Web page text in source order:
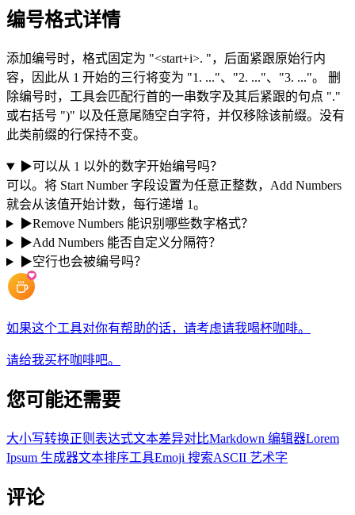
编号格式详情
添加编号时，格式固定为 "<start+i>. "，后面紧跟原始行内
容，因此从 1 开始的三行将变为 "1. ..."、"2. ..."、"3. ..."。 删
除编号时，工具会匹配行首的一串数字及其后紧跟的句点 "."
或右括号 ")" 以及任意尾随空白字符，并仅移除该前缀。没有
此类前缀的行保持不变。
▶可以从 1 以外的数字开始编号吗？
可以。将 Start Number 字段设置为任意正整数，Add Numbers
就会从该值开始计数，每行递增 1。
▶Remove Numbers 能识别哪些数字格式？
▶Add Numbers 能否自定义分隔符？
▶空行也会被编号吗？
如果这个工具对你有帮助的话，请考虑请我喝杯咖啡。
请给我买杯咖啡吧。
您可能还需要
大小写转换正则表达式文本差异对比Markdown 编辑器Lorem
Ipsum 生成器文本排序工具Emoji 搜索ASCII 艺术字
评论